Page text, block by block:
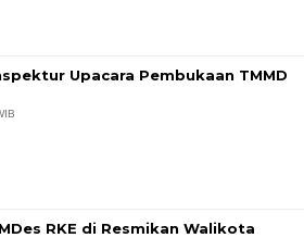
Upacara Pembukaan TMMD
RKE di Resmikan Walikota